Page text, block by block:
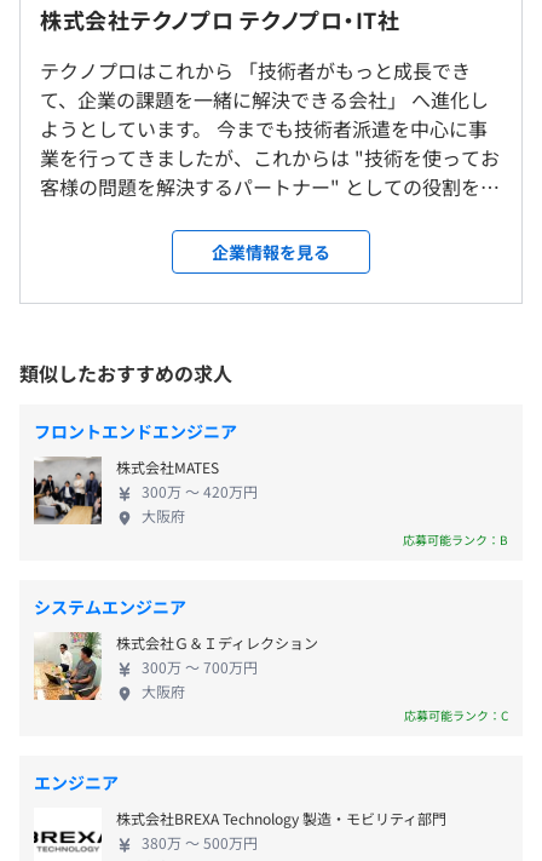
＜研修制度＞
入社導入研修、技術研修、ヒューマン・ビジネス研修、e
ラーニング研修、Winスクール/Winラーニング（100種以
上のカリキュラムが受講無料）
※各種制度・研修の利用については、社内承認が必要です
プロジェクトごとに選択、オブジェクト指向、ウォーター
フォール、アジャイル
エンジニア一人一人に等級が付けられており、等級別での
大まかな給与の下限・上限が決まっております。
年に1度の査定評価をさせて頂き、ステップアップしつつ
＜拠点一覧＞
札幌、仙台、土浦、千葉、柏、埼玉、東京、八王子、横
浜、厚木、金沢、富山、新潟、静岡、浜松、名古屋、刈
谷、京都、大阪、神戸、岡山、広島、高松、松山、福岡、
※基本的に希望しない転勤はありません
当をお任せします
・配属先企業の判断により、在宅勤務も実施しています
就業形態は、自社開発センターでの勤務(受託契約)もしく
はクライアント企業での勤務(構内請負契約/派遣契約)とな
就業場所の変更範囲
＜雇入時＞
全国各拠点・開発センターおよびプロジェクト先
＜変更範囲＞
会社の定める場所（テレワークを行う場所を含む）
受動喫煙防止措置に関する事項
原則屋内禁煙
ただし、就業場所により異なる
＜モデル年収例＞
・800万円/マネージャー/月給50万円＋賞与/40代/入社9年
・600万円/リーダー/月給40万円＋賞与/34歳/入社3年目
・500万円/サブリーダー/月給33万円＋賞与/26歳/入社3年
・勤務形態：固定時間制
・就業時間：9:00～18:00
休憩時間：休憩60分
平均残業時間：11.1時間
年間休日122日
週休2日制（土・日)、祝日
※祝日のある週は土曜出社あり。（会社カレンダーによ
・年末年始休暇
・慶弔休暇
・産前・産後休暇
株式会社テクノプロ テクノプロ・IT社
テクノプロはこれから 「技術者がもっと成長でき
て、企業の課題を一緒に解決できる会社」 へ進化し
ようとしています。 今までも技術者派遣を中心に事
業を行ってきましたが、これからは "技術を使ってお
客様の問題を解決するパートナー" としての役割をも
ているのか - エンジニアが新しい技術を学び続けられ
る環境をつくる - お客様の「困った」を見つけて、解
決策まで提案できる会社になる - デジタル技術（AI、
技術者も企業も自然と集まってくる"選ばれる会
社"を目指す 2. これから力を入れること ● エンジニ
アのスキルアップ - 市場で求められる技術を学べる研
修を強化 - 特にデジタル・先端技術のスキルを伸ばす
仕組みを整備 - 「成長したい人がちゃんと成長でき
る」環境づくり ● 課題解決型のサービスを広げる -
ただ人を派遣するだけでなく、技術を使って課題を
ベース開発、IoTなどの分野でサービスを強化 - 付加
価値の高い仕事を増やし、会社としての成長につな
げる ● 外部との連携を広げる - 大学や企業と協力
し、新しい技術やサービスを一緒に生み出す - パート
ナーシップを活かして事業領域を広げる 3. 市場の動
タル化などで、技術者の需要は増え続けている - IT人
材不足が深刻で、デジタル技術に強いエンジニアは
特に求められている - テクノプロは安定した取引基盤
があり、成長のチャンスが大きい
企業情報を見る
類似したおすすめの求人
フロントエンドエンジニア
株式会社MATES
300万 〜 420万円
大阪府
応募可能ランク：B
システムエンジニア
株式会社Ｇ＆Ｉディレクション
300万 〜 700万円
大阪府
応募可能ランク：C
エンジニア
株式会社BREXA Technology 製造・モビリティ部門
380万 〜 500万円